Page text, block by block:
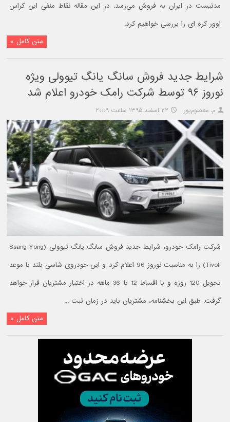
مدتیست در ایران به فروش می‌رسد. در این مقاله نقاط منفی این کراس
اوور کره ای را بررسی خواهیم کرد.
متن کامل »
شرایط جدید فروش سانگ یانگ تیوولی ویژه
نوروز ۹۶ توسط شرکت رامک خودرو اعلام شد
م. معصوم‌پور ۲۲ اسفند ۱۳۹۵ ساعت ۲۰:۰۹
شرکت رامک خودرو، شرایط جدید فروش سانگ یانگ تیوولی (Ssang Yong
Tivoli) را به مناسبت نوروز 96 اعلام کرد و این خودروی شاسی بلند با موعد
تحویل 120 روزه و با اقساط 12 تا 36 ماهه در اختیار مشتریان قرار خواهد
گرفت. طبق این بخشنامه، مشتریان باید در زمان ثبت ...
متن کامل »